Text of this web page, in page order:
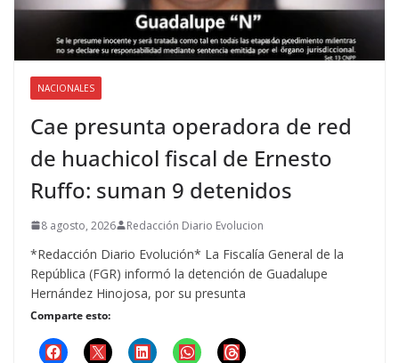
NACIONALES
Cae presunta operadora de red
de huachicol fiscal de Ernesto
Ruffo: suman 9 detenidos
8 agosto, 2026 Redacción Diario Evolucion
*Redacción Diario Evolución* La Fiscalía General de la
República (FGR) informó la detención de Guadalupe
Hernández Hinojosa, por su presunta
Comparte esto: